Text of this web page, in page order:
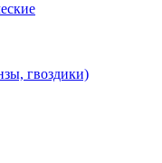
гвоздики)